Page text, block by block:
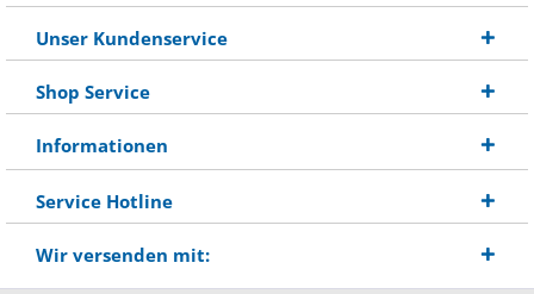
Unser Kundenservice
Shop Service
Informationen
Service Hotline
Wir versenden mit: